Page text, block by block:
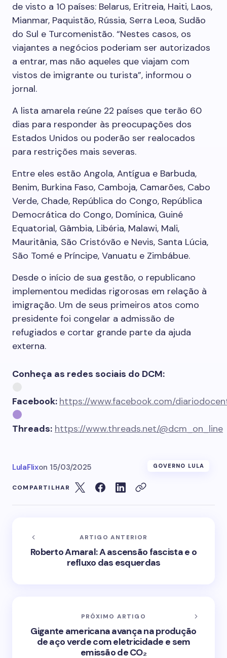
de visto a 10 países: Belarus, Eritreia, Haiti, Laos,
Mianmar, Paquistão, Rússia, Serra Leoa, Sudão
do Sul e Turcomenistão. “Nestes casos, os
viajantes a negócios poderiam ser autorizados
a entrar, mas não aqueles que viajam com
vistos de imigrante ou turista”, informou o
jornal.
A lista amarela reúne 22 países que terão 60
dias para responder às preocupações dos
Estados Unidos ou poderão ser realocados
para restrições mais severas.
Entre eles estão Angola, Antígua e Barbuda,
Benim, Burkina Faso, Camboja, Camarões, Cabo
Verde, Chade, República do Congo, República
Democrática do Congo, Domínica, Guiné
Equatorial, Gâmbia, Libéria, Malawi, Mali,
Mauritânia, São Cristóvão e Nevis, Santa Lúcia,
São Tomé e Príncipe, Vanuatu e Zimbábue.
Desde o início de sua gestão, o republicano
implementou medidas rigorosas em relação à
imigração. Um de seus primeiros atos como
presidente foi congelar a admissão de
refugiados e cortar grande parte da ajuda
externa.
Conheça as redes sociais do DCM:
Facebook: https://www.facebook.com/
Threads: https://www.threads.net/@dcm_on_line
LulaFlixon 15/03/2025 GOVERNO LULA
COMPARTILHAR
ARTIGO ANTERIOR
Roberto Amaral: A ascensão fascista e o
refluxo das esquerdas
PRÓXIMO ARTIGO
Gigante americana avança na produção
de aço verde com eletricidade e sem
emissão de CO₂